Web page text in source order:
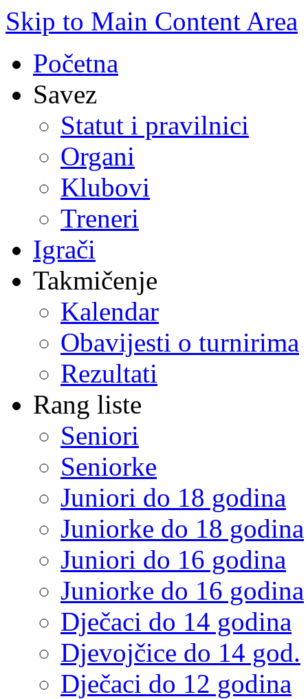
Skip to Main Content Area
Početna
Savez
Statut i pravilnici
Organi
Klubovi
Treneri
Igrači
Takmičenje
Kalendar
Obavijesti o turnirima
Rezultati
Rang liste
Seniori
Seniorke
Juniori do 18 godina
Juniorke do 18 godina
Juniori do 16 godina
Juniorke do 16 godina
Dječaci do 14 godina
Djevojčice do 14 god.
Dječaci do 12 godina